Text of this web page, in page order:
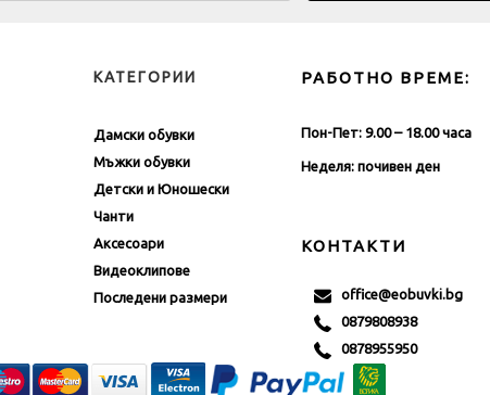
КАТЕГОРИИ
Дамски обувки
Мъжки обувки
Детски и Юношески
Чанти
Аксесоари
Видеоклипове
Последени размери
РАБОТНО ВРЕМЕ:
Пон-Пет: 9.00 – 18.00 часа
Неделя: почивен ден
КОНТАКТИ
office@eobuvki.bg
0879808938
0878955950